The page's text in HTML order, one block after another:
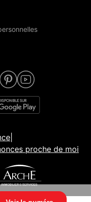
proche de moi